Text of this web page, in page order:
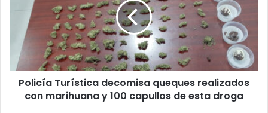
queques
realizados
marihuana
100
capullos
Policía Turística decomisa queques realizados
con marihuana y 100 capullos de esta droga